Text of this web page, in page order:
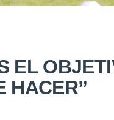
EL
HACER”